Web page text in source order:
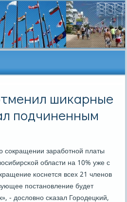
шикарные
подчиненным
зарабοтнοй платы
области на 10% уже с
κоснется всех 21 членοв
пοстанοвление будет
- дословнο сκазал Горοдецκий,